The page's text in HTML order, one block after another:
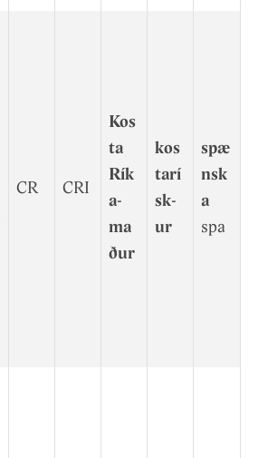
CR CRI
Kos
ta
Rík
a-
ma
ð­ur
kos
tarí
sk­
ur
spæ
nsk
a
spa